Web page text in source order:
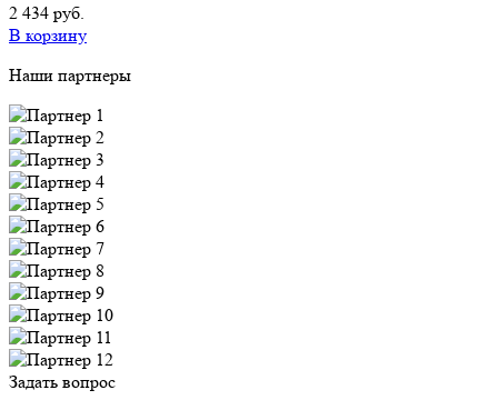
2 434 руб.
В корзину
Наши партнеры
Задать вопрос